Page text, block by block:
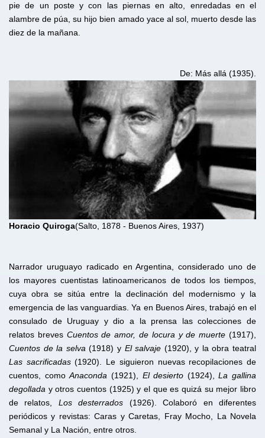
pie de un poste y con las piernas en alto, enredadas en el
alambre de púa, su hijo bien amado yace al sol, muerto desde las
diez de la mañana.
De: Más allá (1935).
Horacio Quiroga(Salto, 1878 - Buenos Aires, 1937)
Narrador uruguayo radicado en Argentina, considerado uno de
los mayores cuentistas latinoamericanos de todos los tiempos,
cuya obra se sitúa entre la declinación del modernismo y la
emergencia de las vanguardias. Ya en Buenos Aires, trabajó en el
consulado de Uruguay y dio a la prensa las colecciones de
relatos breves Cuentos de amor, de locura y de muerte (1917),
Cuentos de la selva (1918) y El salvaje (1920), y la obra teatral
Las sacrificadas(1920). Le siguieron nuevas recopilaciones de
cuentos, comoAnaconda (1921), El desierto (1924),La gallina
degollada y otros cuentos (1925) y el que es quizá su mejor libro
de relatos, Los desterrados (1926). Colaboró en diferentes
periódicos y revistas: Caras y Caretas, Fray Mocho, La Novela
Semanal y La Nación, entre otros.